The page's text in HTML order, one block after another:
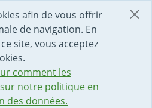
afin de vous offrir
de navigation. En
site, vous acceptez
comment les
notre politique en
des données.
LA PAGE